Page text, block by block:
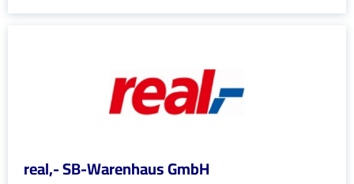
real,- SB-Warenhaus GmbH